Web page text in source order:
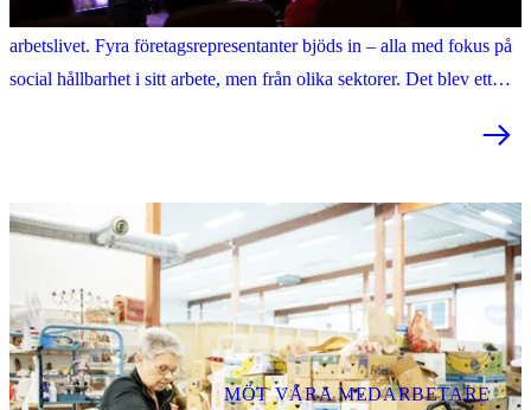
Samhall arrangerade nyligen ett seminarium om inkludering i
arbetslivet. Fyra företagsrepresentanter bjöds in – alla med fokus på
social hållbarhet i sitt arbete, men från olika sektorer. Det blev ett
MÖT VÅRA MEDARBETARE